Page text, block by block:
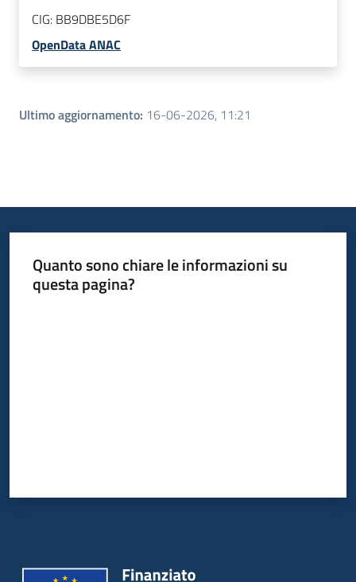
CIG: BB9DBE5D6F
OpenData ANAC
Ultimo aggiornamento: 16-06-2026, 11:21
Quanto sono chiare le informazioni su
questa pagina?